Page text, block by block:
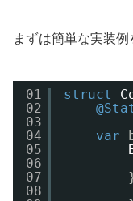
まずは簡単な実装例
01
02
03
04
05
06
07
08
struct
var